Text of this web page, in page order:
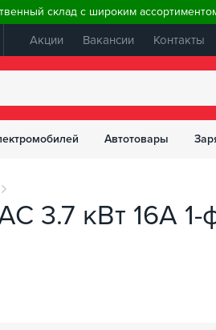
склад с широким
Акции Вакансии Контакты
Автотовары
3.7 кВт 16А 1-